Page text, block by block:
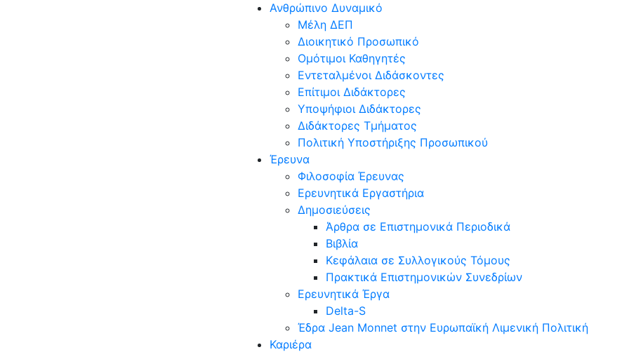
Ανθρώπινο Δυναμικό
Μέλη ΔΕΠ
Διοικητικό Προσωπικό
Ομότιμοι Καθηγητές
Εντεταλμένοι Διδάσκοντες
Επίτιμοι Διδάκτορες
Υποψήφιοι Διδάκτορες
Διδάκτορες Τμήματος
Πολιτική Υποστήριξης Προσωπικού
Έρευνα
Φιλοσοφία Έρευνας
Ερευνητικά Εργαστήρια
Δημοσιεύσεις
Άρθρα σε Επιστημονικά Περιοδικά
Βιβλία
Κεφάλαια σε Συλλογικούς Τόμους
Πρακτικά Επιστημονικών Συνεδρίων
Ερευνητικά Έργα
Delta-S
Έδρα Jean Monnet στην Ευρωπαϊκή Λιμενική Πολιτική
Καριέρα